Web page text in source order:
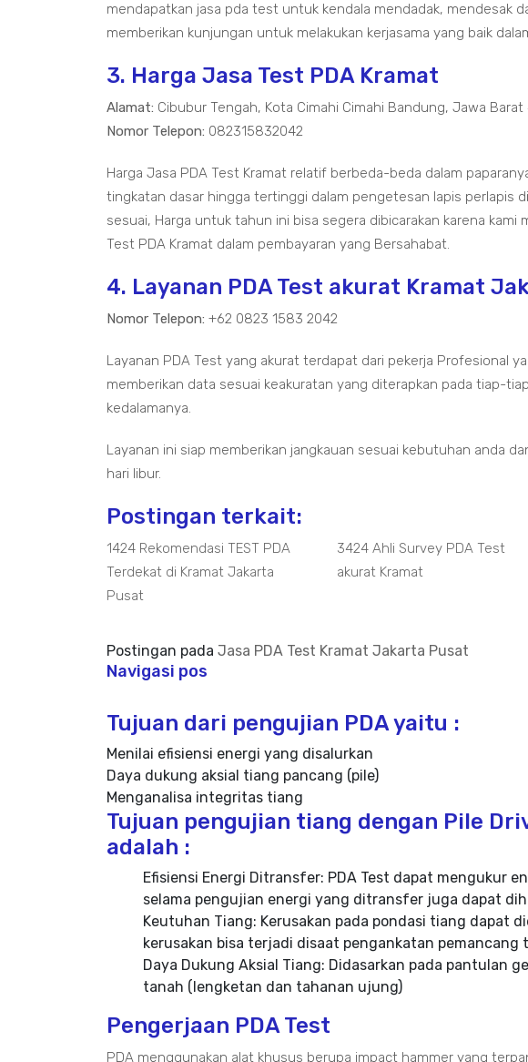
mendapatkan jasa pda test untuk kendala mendadak, mendesak
memberikan kunjungan untuk melakukan kerjasama yang baik
3. Harga Jasa Test PDA Kramat
Alamat: Cibubur Tengah, Kota Cimahi Cimahi Bandung, Jawa Barat
Nomor Telepon: 082315832042
Harga Jasa PDA Test Kramat relatif berbeda-beda dalam
tingkatan dasar hingga tertinggi dalam pengetesan lapis perlapis
sesuai, Harga untuk tahun ini bisa segera dibicarakan karena kami
Test PDA Kramat dalam pembayaran yang Bersahabat.
4. Layanan PDA Test akurat Kramat
Nomor Telepon: +62 0823 1583 2042
Layanan PDA Test yang akurat terdapat dari pekerja Profesional
memberikan data sesuai keakuratan yang diterapkan pada tiap-
kedalamanya.
Layanan ini siap memberikan jangkauan sesuai kebutuhan anda
hari libur.
Postingan terkait:
1424 Rekomendasi TEST PDA
Terdekat di Kramat Jakarta
Pusat
3424 Ahli Survey PDA Test
akurat Kramat
Postingan pada Jasa PDA Test Kramat Jakarta Pusat
Navigasi pos
Tujuan dari pengujian PDA yaitu :
Menilai efisiensi energi yang disalurkan
Daya dukung aksial tiang pancang (pile)
Menganalisa integritas tiang
Tujuan pengujian tiang dengan Pile
adalah :
Efisiensi Energi Ditransfer: PDA Test dapat mengukur
selama pengujian energi yang ditransfer juga dapat
Keutuhan Tiang: Kerusakan pada pondasi tiang dapat
kerusakan bisa terjadi disaat pengankatan pemancang
Daya Dukung Aksial Tiang: Didasarkan pada pantulan
tanah (lengketan dan tahanan ujung)
Pengerjaan PDA Test
PDA menggunakan alat khusus berupa impact hammer yang